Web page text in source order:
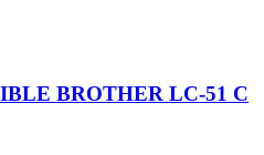
BROTHER LC-51 C